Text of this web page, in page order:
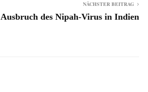
NÄCHSTER BEITRAG
Ausbruch des Nipah-Virus in Indien